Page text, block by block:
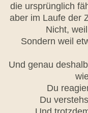
die ursprünglich
aber im Laufe der
Nicht,
Sondern weil
Und genau
Du
Du